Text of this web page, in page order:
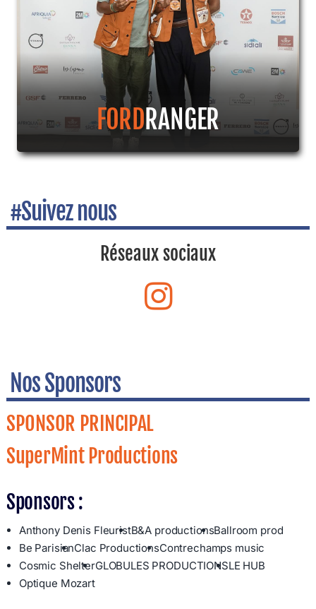
FORDRANGER
#Suivez nous
Réseaux sociaux
Nos Sponsors
SPONSOR PRINCIPAL
SuperMint Productions
Sponsors :
Anthony Denis FleuristB&A productionsBallroom prod
Be ParisianClac ProductionsContrechamps music
Cosmic ShelterGLOBULES PRODUCTIONSLE HUB
Optique Mozart